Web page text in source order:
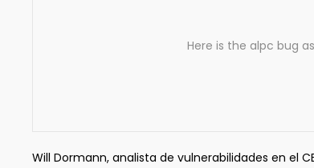
Here is the alpc bug
Will Dormann, analista de vulnerabilidades en el